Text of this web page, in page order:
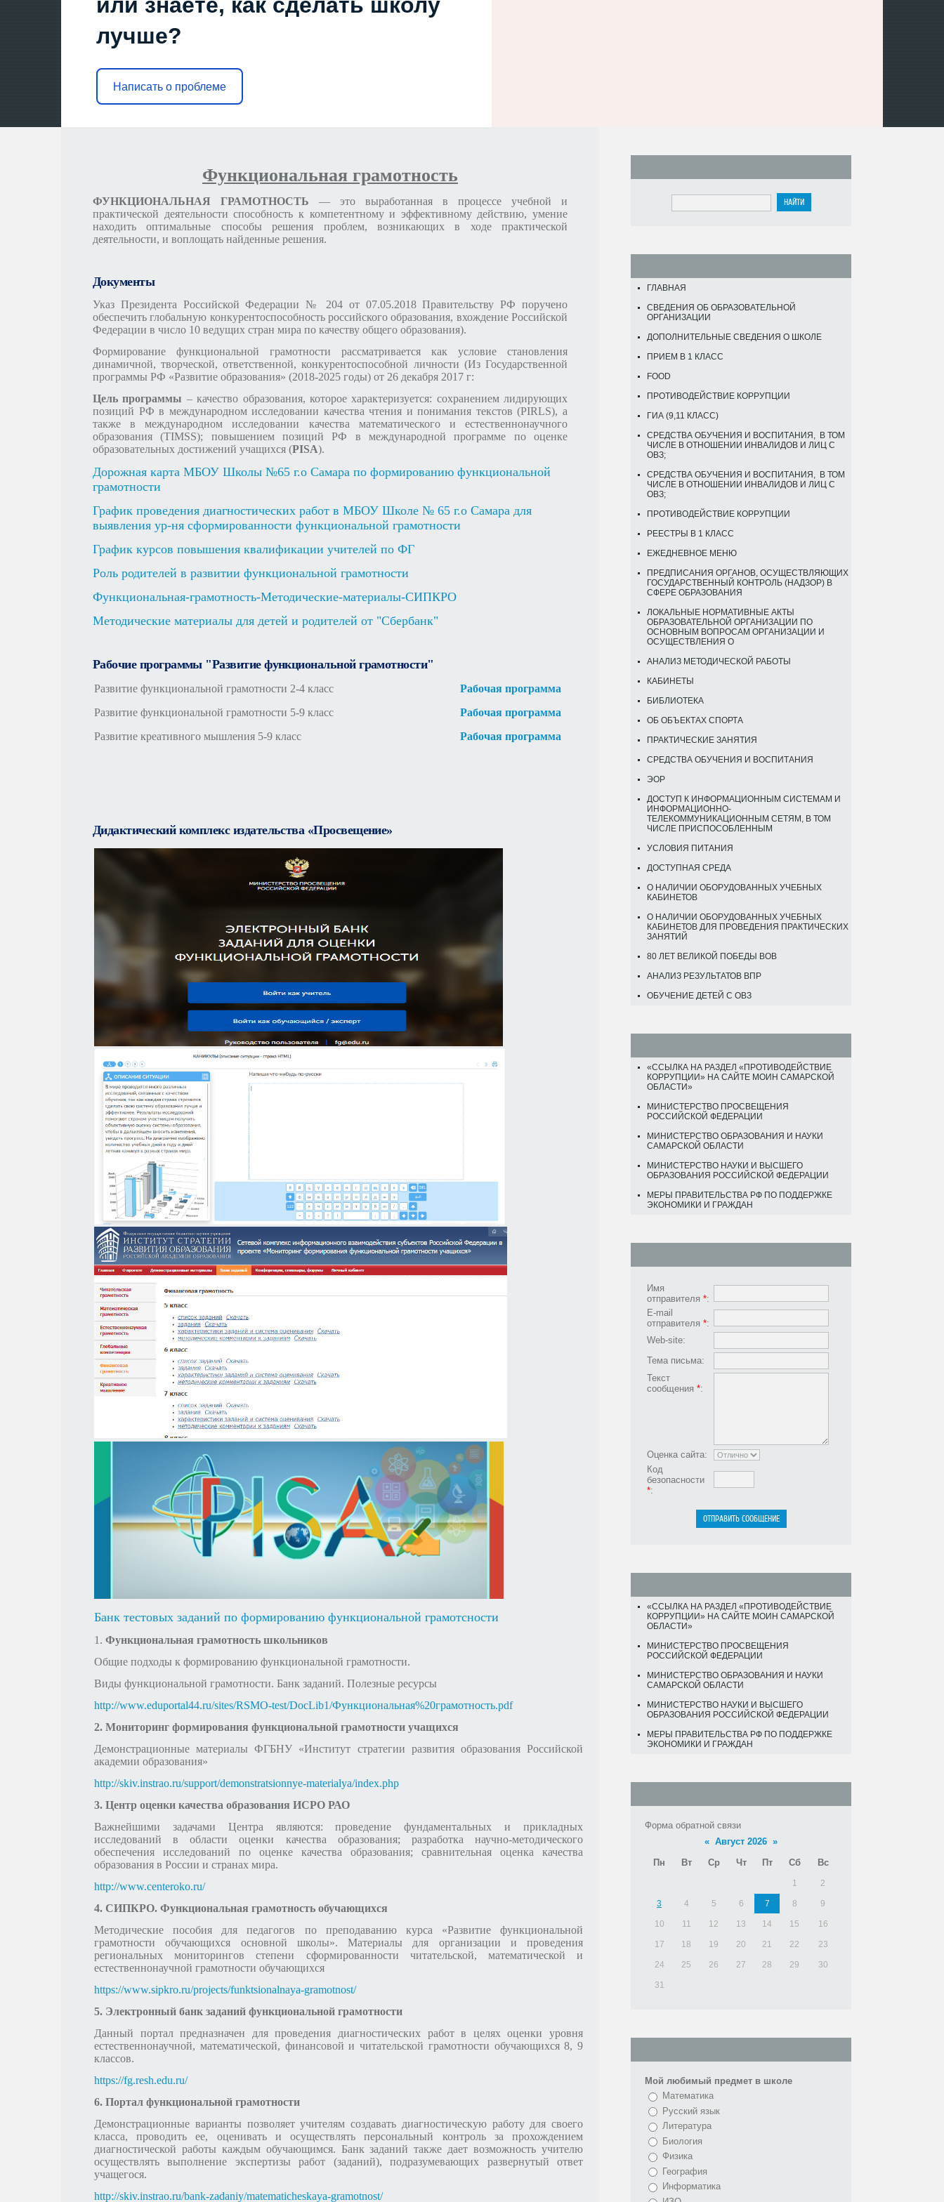
РЕЕСТРЫ В 1 КЛАСС ЕЖЕДНЕВНОЕ МЕНЮ
ПРЕДПИСАНИЯ ОРГАНОВ, ОСУЩЕСТВЛЯЮЩИХ ГОСУДАРСТВЕННЫЙ КОНТРОЛЬ (НАДЗОР) В СФЕРЕ ОБРАЗОВАНИЯ
СРЕДСТВА ОБУЧЕНИЯ И ВОСПИТАНИЯ ЭОР
УСЛОВИЯ ПИТАНИЯ ДОСТУПНАЯ СРЕДА О НАЛИЧИИ ОБОРУДОВАННЫХ УЧЕБНЫХ КАБИНЕТОВ
О НАЛИЧИИ ОБОРУДОВАННЫХ УЧЕБНЫХ КАБИНЕТОВ ДЛЯ ПРОВЕДЕНИЯ ПРАКТИЧЕСКИХ ЗАНЯТИЙ 80 ЛЕТ ВЕЛИКОЙ ПОБЕДЫ ВОВ
АНАЛИЗ РЕЗУЛЬТАТОВ ВПР ОБУЧЕНИЕ ДЕТЕЙ С ОВЗ
лучше?
Написать о проблеме
Функциональная грамотность
ФУНКЦИОНАЛЬНАЯ ГРАМОТНОСТЬ — это выработанная в процессе учебной и
практической деятельности способность к компетентному и эффективному действию, умение
находить оптимальные способы решения проблем, возникающих в ходе практической
деятельности, и воплощать найденные решения.
Документы
Указ Президента Российской Федерации № 204 от 07.05.2018 Правительству РФ поручено
обеспечить глобальную конкурентоспособность российского образования, вхождение Российской
Федерации в число 10 ведущих стран мира по качеству общего образования).
Формирование функциональной грамотности рассматривается как условие становления
динамичной, творческой, ответственной, конкурентоспособной личности (Из Государственной
программы РФ «Развитие образования» (2018-2025 годы) от 26 декабря 2017 г:
Цель программы – качество образования, которое характеризуется: cохранением лидирующих
позиций РФ в международном исследовании качества чтения и понимания текстов (PIRLS), а
также в международном исследовании качества математического и естественнонаучного
образования (TIMSS); повышением позиций РФ в международной программе по оценке
образовательных достижений учащихся (PISA).
Дорожная карта МБОУ Школы №65 г.о Самара по формированию функциональной
грамотности
График проведения диагностических работ в МБОУ Школе № 65 г.о Самара для
выявления ур-ня сформированности функциональной грамотности
График курсов повышения квалификации учителей по ФГ
Роль родителей в развитии функциональной грамотности
Функциональная-грамотность-Методические-материалы-СИПКРО
Методические материалы для детей и родителей от "Сбербанк"
Рабочие программы "Развитие функциональной грамотности"
Развитие функциональной грамотности 2-4 класс
Рабочая программа
Развитие функциональной грамотности 5-9 класс
Рабочая программа
Развитие креативного мышления 5-9 класс
Рабочая программа
Дидактический комплекс издательства «Просвещение»
Банк тестовых заданий по формированию функциональной грамотсности
1. Функциональная грамотность школьников
Общие подходы к формированию функциональной грамотности.
Виды функциональной грамотности. Банк заданий. Полезные ресурсы
http://www.eduportal44.ru/sites/RSMO-test/DocLib1/Функциональная%20грамотность.pdf
2. Мониторинг формирования функциональной грамотности учащихся
Демонстрационные материалы ФГБНУ «Институт стратегии развития образования Российской
академии образования»
http://skiv.instrao.ru/support/demonstratsionnye-materialya/index.php
3. Центр оценки качества образования ИСРО РАО
Важнейшими задачами Центра являются: проведение фундаментальных и прикладных
исследований в области оценки качества образования; разработка научно-методичеcкого
обеспечения исследований по оценке качества образования; сравнительная оценка качества
образования в России и странах мира.
http://www.centeroko.ru/
4. СИПКРО. Функциональная грамотность обучающихся
Методические пособия для педагогов по преподаванию курса «Развитие функциональной
грамотности обучающихся основной школы». Материалы для организации и проведения
региональных мониторингов степени сформированности читательской, математической и
естественнонаучной грамотности обучающихся
https://www.sipkro.ru/projects/funktsionalnaya-gramotnost/
5. Электронный банк заданий функциональной грамотности
Данный портал предназначен для проведения диагностических работ в целях оценки уровня
естественнонаучной, математической, финансовой и читательской грамотности обучающихся 8, 9
классов.
https://fg.resh.edu.ru/
6. Портал функциональной грамотности
Демонстрационные варианты позволяет учителям создавать диагностическую работу для своего
класса, проводить ее, оценивать и осуществлять персональный контроль за прохождением
диагностической работы каждым обучающимся. Банк заданий также дает возможность учителю
осуществлять выполнение экспертизы работ (заданий), подразумевающих развернутый ответ
учащегося.
http://skiv.instrao.ru/bank-zadaniy/matematicheskaya-gramotnost/
ГЛАВНАЯ
СВЕДЕНИЯ ОБ ОБРАЗОВАТЕЛЬНОЙ
ОРГАНИЗАЦИИ
ДОПОЛНИТЕЛЬНЫЕ СВЕДЕНИЯ О ШКОЛЕ
ПРИЕМ В 1 КЛАСС
FOOD
ПРОТИВОДЕЙСТВИЕ КОРРУПЦИИ
ГИА (9,11 КЛАСС)
СРЕДСТВА ОБУЧЕНИЯ И ВОСПИТАНИЯ, В ТОМ
ЧИСЛЕ В ОТНОШЕНИИ ИНВАЛИДОВ И ЛИЦ С
ОВЗ;
СРЕДСТВА ОБУЧЕНИЯ И ВОСПИТАНИЯ, В ТОМ
ЧИСЛЕ В ОТНОШЕНИИ ИНВАЛИДОВ И ЛИЦ С
ОВЗ;
ПРОТИВОДЕЙСТВИЕ КОРРУПЦИИ
РЕЕСТРЫ В 1 КЛАСС
ЕЖЕДНЕВНОЕ МЕНЮ
ПРЕДПИСАНИЯ ОРГАНОВ, ОСУЩЕСТВЛЯЮЩИХ
ГОСУДАРСТВЕННЫЙ КОНТРОЛЬ (НАДЗОР) В
СФЕРЕ ОБРАЗОВАНИЯ
ЛОКАЛЬНЫЕ НОРМАТИВНЫЕ АКТЫ
ОБРАЗОВАТЕЛЬНОЙ ОРГАНИЗАЦИИ ПО
ОСНОВНЫМ ВОПРОСАМ ОРГАНИЗАЦИИ И
ОСУЩЕСТВЛЕНИЯ О
АНАЛИЗ МЕТОДИЧЕСКОЙ РАБОТЫ
КАБИНЕТЫ
БИБЛИОТЕКА
ОБ ОБЪЕКТАХ СПОРТА
ПРАКТИЧЕСКИЕ ЗАНЯТИЯ
СРЕДСТВА ОБУЧЕНИЯ И ВОСПИТАНИЯ
ЭОР
ДОСТУП К ИНФОРМАЦИОННЫМ СИСТЕМАМ И
ИНФОРМАЦИОННО-
ТЕЛЕКОММУНИКАЦИОННЫМ СЕТЯМ, В ТОМ
ЧИСЛЕ ПРИСПОСОБЛЕННЫМ
УСЛОВИЯ ПИТАНИЯ
ДОСТУПНАЯ СРЕДА
О НАЛИЧИИ ОБОРУДОВАННЫХ УЧЕБНЫХ
КАБИНЕТОВ
О НАЛИЧИИ ОБОРУДОВАННЫХ УЧЕБНЫХ
КАБИНЕТОВ ДЛЯ ПРОВЕДЕНИЯ ПРАКТИЧЕСКИХ
ЗАНЯТИЙ
80 ЛЕТ ВЕЛИКОЙ ПОБЕДЫ ВОВ
АНАЛИЗ РЕЗУЛЬТАТОВ ВПР
ОБУЧЕНИЕ ДЕТЕЙ С ОВЗ
«ССЫЛКА НА РАЗДЕЛ «ПРОТИВОДЕЙСТВИЕ
КОРРУПЦИИ» НА САЙТЕ МОИН САМАРСКОЙ
ОБЛАСТИ»
МИНИСТЕРСТВО ПРОСВЕЩЕНИЯ
РОССИЙСКОЙ ФЕДЕРАЦИИ
МИНИСТЕРСТВО ОБРАЗОВАНИЯ И НАУКИ
САМАРСКОЙ ОБЛАСТИ
МИНИСТЕРСТВО НАУКИ И ВЫСШЕГО
ОБРАЗОВАНИЯ РОССИЙСКОЙ ФЕДЕРАЦИИ
МЕРЫ ПРАВИТЕЛЬСТВА РФ ПО ПОДДЕРЖКЕ
ЭКОНОМИКИ И ГРАЖДАН
Имя
отправителя *:
E-mail
отправителя *:
Web-site:
Тема письма:
Текст
сообщения *:
Оценка сайта:
Код
безопасности
*:
«ССЫЛКА НА РАЗДЕЛ «ПРОТИВОДЕЙСТВИЕ
КОРРУПЦИИ» НА САЙТЕ МОИН САМАРСКОЙ
ОБЛАСТИ»
МИНИСТЕРСТВО ПРОСВЕЩЕНИЯ
РОССИЙСКОЙ ФЕДЕРАЦИИ
МИНИСТЕРСТВО ОБРАЗОВАНИЯ И НАУКИ
САМАРСКОЙ ОБЛАСТИ
МИНИСТЕРСТВО НАУКИ И ВЫСШЕГО
ОБРАЗОВАНИЯ РОССИЙСКОЙ ФЕДЕРАЦИИ
МЕРЫ ПРАВИТЕЛЬСТВА РФ ПО ПОДДЕРЖКЕ
ЭКОНОМИКИ И ГРАЖДАН
Форма обратной связи
« Август 2026 »
Пн
Вт Ср Чт Пт Сб Вс
1 2
3 4 5 6 7 8 9
10 11 12 13 14 15 16
17 18 19 20 21 22 23
24 25 26 27 28 29 30
31
Мой любимый предмет в школе
Математика
Русский язык
Литература
Биология
Физика
География
Информатика